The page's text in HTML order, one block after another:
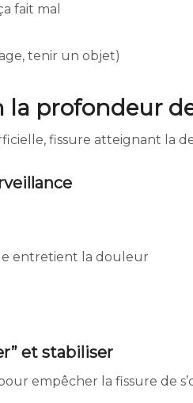
fait mal
tenir un objet)
la profondeur
fissure atteignant la
entretient la douleur
et stabiliser
empêcher la fissure de